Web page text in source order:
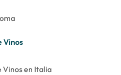
Vinos
Vinos en Italia